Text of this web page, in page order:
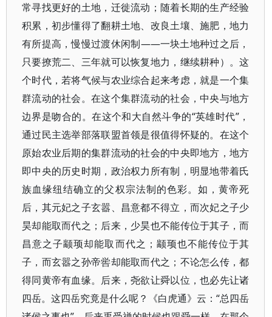
常寻找更好的土地，迁徙流动；随着长期的生产经验
积累，初步懂得了翻耕土地、改良土壤、施肥，地力
有所提高，慢慢过渡休闲制——一块土地种过之后，
只要撩荒二、三年就可以恢复地力，继续耕种）。这
个时代，若将气候与农业综合起来考虑，就是一个集
群流动的社会。在这个集群流动的社会，中央与地方
边界是吻合的。在这个和大自然斗争的“英雄时代”，
通过民主选举部落联盟首领是很值得怀疑的。在这个
原始农业后期的集群流动的社会的中央即地方，地方
即中央的历史时期，政治权力所有制，明显地带着氏
族血缘纽结确立的父权宗法制的色彩。如，黄帝死
后，其元妃之子玄嚣、昌意都不得立，而次妃之子少
昊却能取而代之；后来，少昊也不能传位于其子，而
昌意之子颛顼却能取而代之；颛顼也不能传位于其
子，而玄嚣之孙帝喾却能取而代之；不论怎么传，都
得同黄帝有血缘。后来，尧欲让舜以位，也必先让诸
四岳。这四岳究竟是什么呢？《白虎通》云：“总四岳